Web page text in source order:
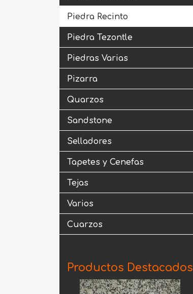
Piedra Recinto
Piedra Tezontle
Piedras Varias
Pizarra
Quarzos
Sandstone
Selladores
Tapetes y Cenefas
Tejas
Varios
Cuarzos
Productos Destacados